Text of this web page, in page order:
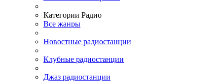
Категории Радио
Все жанры
Новостные радиостанции
Клубные радиостанции
Джаз радиостанции